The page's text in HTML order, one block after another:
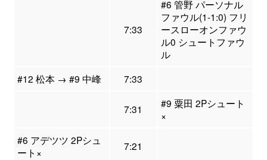
7:33
#6 管野 パーソナル
ファウル(1-1:0) フリ
ースローオンファウ
ル0 シュートファウ
ル
#12 松本 → #9 中峰
7:33
7:31
#9 粟田 2Pシュート
×
#6 アデツツ 2Pシュ
ート×
7:21